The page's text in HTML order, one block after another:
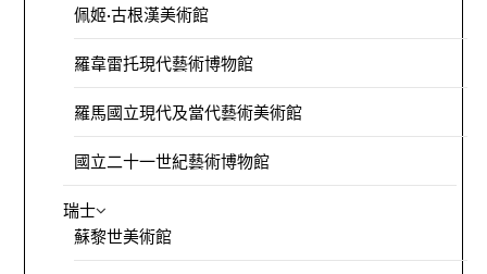
佩姬·古根漢美術館
羅韋雷托現代藝術博物館
羅馬國立現代及當代藝術美術館
國立二十一世紀藝術博物館
瑞士
蘇黎世美術館